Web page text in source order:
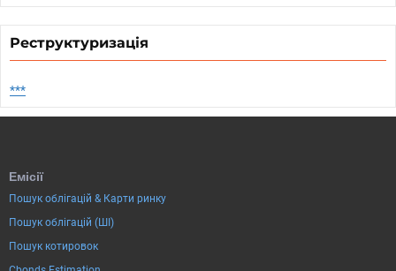
Реструктуризація
***
Емісії
Пошук облігацій & Карти ринку
Пошук облігацій (ШІ)
Пошук котировок